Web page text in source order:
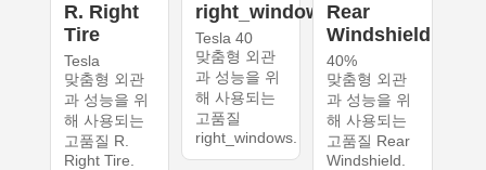
R. Right
Tire
Tesla
맞춤형 외관
과 성능을 위
해 사용되는
고품질 R.
Right Tire.
right_windows
Tesla 40
맞춤형 외관
과 성능을 위
해 사용되는
고품질
right_windows.
Rear
Windshield
40%
맞춤형 외관
과 성능을 위
해 사용되는
고품질 Rear
Windshield.